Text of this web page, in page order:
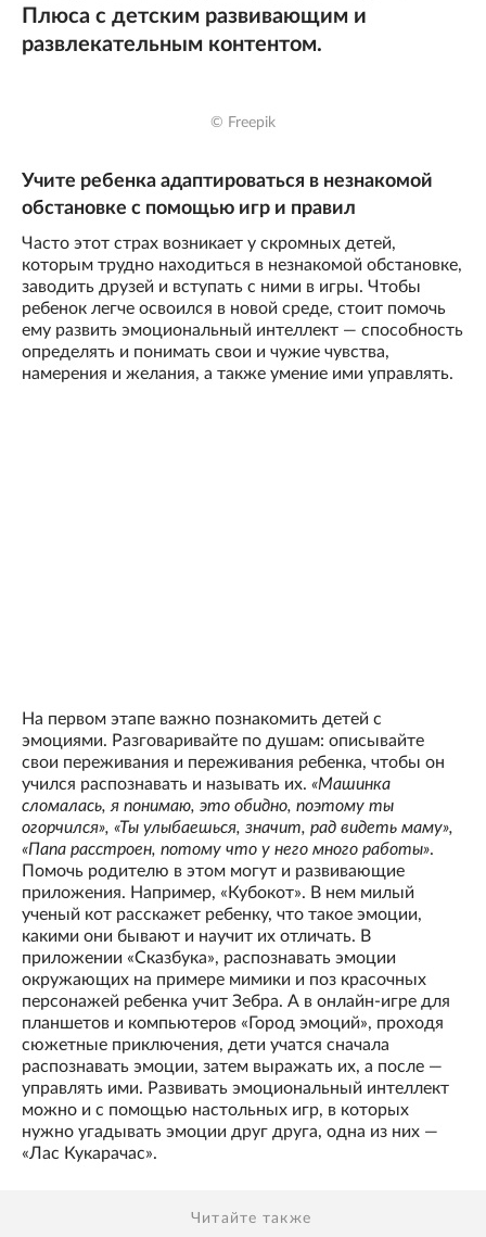
Плюса с детским развивающим и
развлекательным контентом.
© Freepik
Учите ребенка адаптироваться в незнакомой
обстановке с помощью игр и правил
Часто этот страх возникает у скромных детей,
которым трудно находиться в незнакомой обстановке,
заводить друзей и вступать с ними в игры. Чтобы
ребенок легче освоился в новой среде, стоит помочь
ему развить эмоциональный интеллект — способность
определять и понимать свои и чужие чувства,
намерения и желания, а также умение ими управлять.
На первом этапе важно познакомить детей с
эмоциями. Разговаривайте по душам: описывайте
свои переживания и переживания ребенка, чтобы он
учился распознавать и называть их. «Машинка
сломалась, я понимаю, это обидно, поэтому ты
огорчился», «Ты улыбаешься, значит, рад видеть маму»,
«Папа расстроен, потому что у него много работы».
Помочь родителю в этом могут и развивающие
приложения. Например, «Кубокот». В нем милый
ученый кот расскажет ребенку, что такое эмоции,
какими они бывают и научит их отличать. В
приложении «Сказбука», распознавать эмоции
окружающих на примере мимики и поз красочных
персонажей ребенка учит Зебра. А в онлайн-игре для
планшетов и компьютеров «Город эмоций», проходя
сюжетные приключения, дети учатся сначала
распознавать эмоции, затем выражать их, а после —
управлять ими. Развивать эмоциональный интеллект
можно и с помощью настольных игр, в которых
нужно угадывать эмоции друг друга, одна из них —
«Лас Кукарачас».
Читайте также